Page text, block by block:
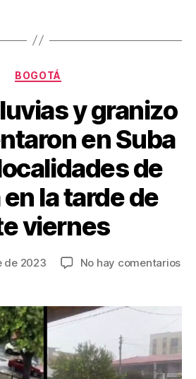
Categorías
BOGOTÁ
y granizo
en Suba
de
la tarde de
viernes
de 2023 No hay comentariosen
se
en